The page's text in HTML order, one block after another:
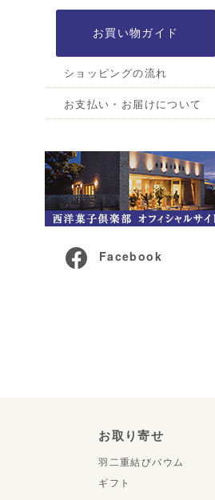
お買い物ガイド
ショッピングの流れ
お支払い・お届けについて
Facebook
お取り寄せ
羽二重結びバウム
ギフト